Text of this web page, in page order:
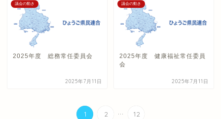
議会の動き
2025年度 総務常任委員会
2025年7月11日
議会の動き
2025年度 健康福祉常任委員
会
2025年7月11日
1 2 ... 12